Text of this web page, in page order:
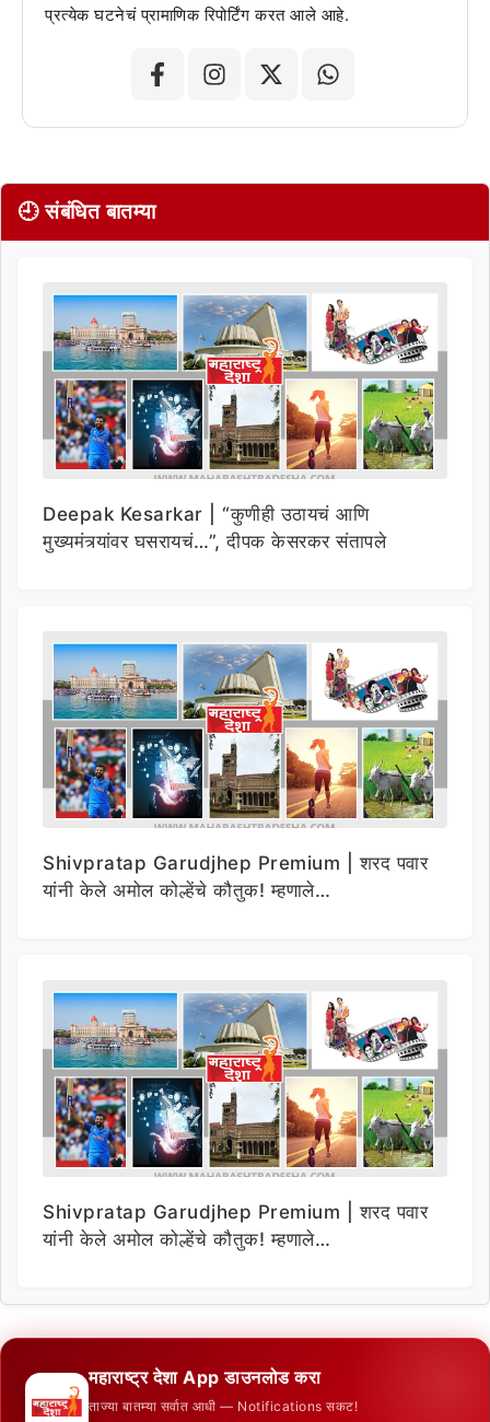
प्रत्येक घटनेचं प्रामाणिक रिपोर्टिंग करत आले आहे.
🕘 संबंधित बातम्या
Deepak Kesarkar | “कुणीही उठायचं आणि
मुख्यमंत्र्यांवर घसरायचं…”, दीपक केसरकर संतापले
Shivpratap Garudjhep Premium | शरद पवार
यांनी केले अमोल कोल्हेंचे कौतुक! म्हणाले…
Shivpratap Garudjhep Premium | शरद पवार
यांनी केले अमोल कोल्हेंचे कौतुक! म्हणाले…
महाराष्ट्र देशा App डाउनलोड करा
ताज्या बातम्या सर्वात आधी — Notifications सकट!